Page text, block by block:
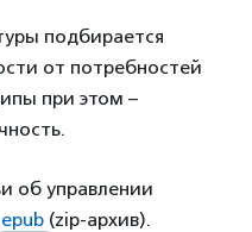
подбирается
от потребностей
при этом –
об управлении
epub (zip-архив).